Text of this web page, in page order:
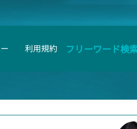
利用規約 フリーワード検